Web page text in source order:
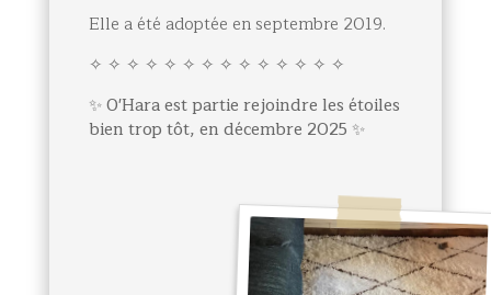
Elle a été adoptée en septembre 2019.
✧ ✧ ✧ ✧ ✧ ✧ ✧ ✧ ✧ ✧ ✧ ✧ ✧ ✧
✨O'Hara est partie rejoindre les étoiles
bien trop tôt, en décembre 2025 ✨